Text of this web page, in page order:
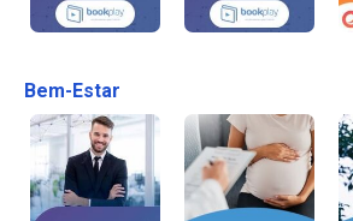
Bem-Estar